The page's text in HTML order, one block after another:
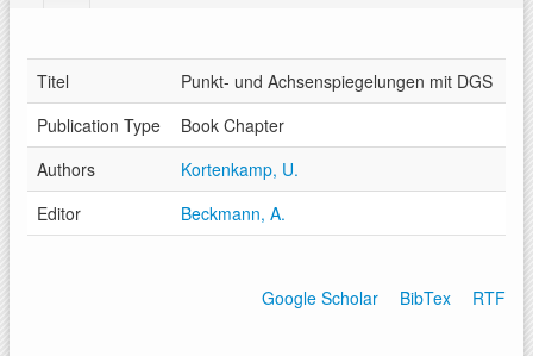
Titel
Punkt- und Achsenspiegelungen mit DGS
Publication Type
Book Chapter
Authors
Kortenkamp, U.
Editor
Beckmann, A.
Google Scholar BibTex RTF